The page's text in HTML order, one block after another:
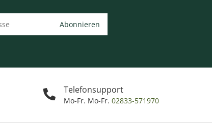
Telefonsupport
Mo-Fr. Mo-Fr. 02833-571970
Abonnieren